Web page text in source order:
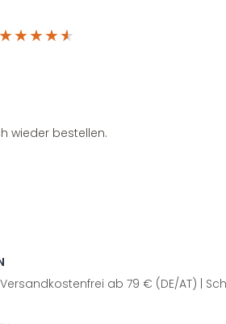
wieder bestellen.
ab 79 € (DE/AT) |